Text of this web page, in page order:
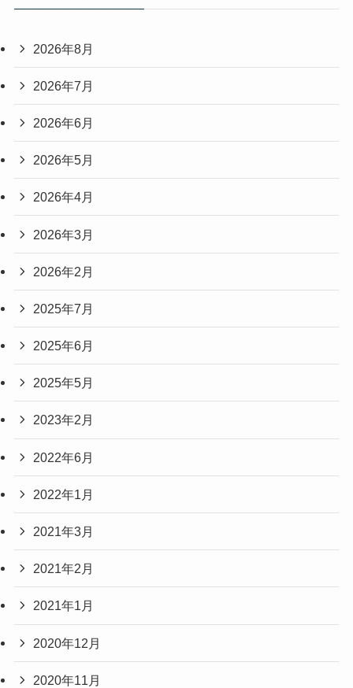
2026年8月
2026年7月
2026年6月
2026年5月
2026年4月
2026年3月
2026年2月
2025年7月
2025年6月
2025年5月
2023年2月
2022年6月
2022年1月
2021年3月
2021年2月
2021年1月
2020年12月
2020年11月